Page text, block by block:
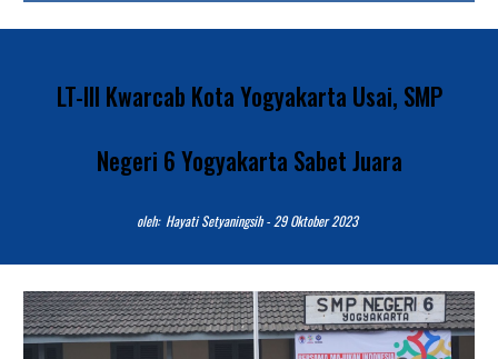
LT-III Kwarcab Kota Yogyakarta Usai, SMP
Negeri 6 Yogyakarta Sabet Juara
oleh: Hayati Setyaningsih - 29Oktober 2023